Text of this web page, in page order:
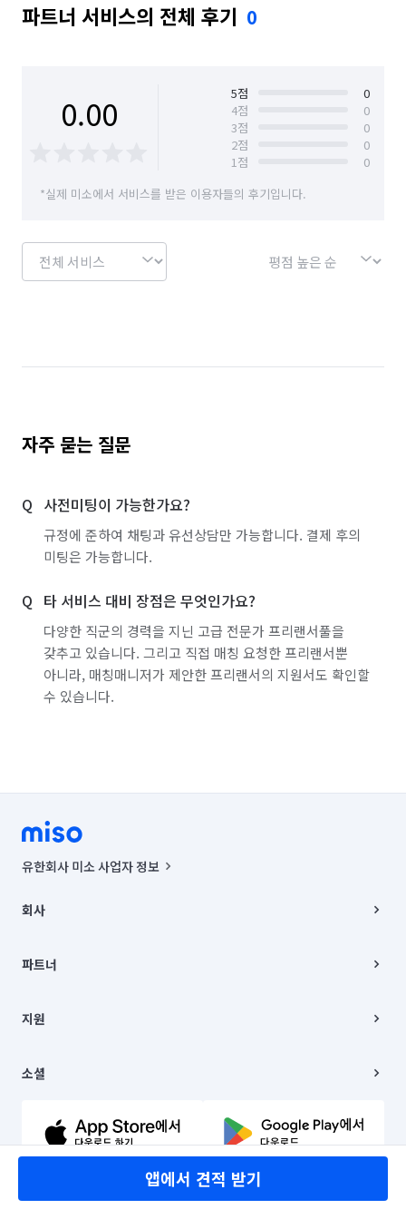
파트너 서비스의 전체 후기 0
0.00 5점
0
4점
0
3점
0
2점
0
1점
0
*실제 미소에서 서비스를 받은 이용자들의 후기입니다.
자주 묻는 질문
사전미팅이 가능한가요?
규정에 준하여 채팅과 유선상담만 가능합니다. 결제 후의
미팅은 가능합니다.
타 서비스 대비 장점은 무엇인가요?
다양한 직군의 경력을 지닌 고급 전문가 프리랜서풀을
갖추고 있습니다. 그리고 직접 매칭 요청한 프리랜서뿐
아니라, 매칭매니저가 제안한 프리랜서의 지원서도 확인할
수 있습니다.
앱에서 견적 받기
유한회사 미소 사업자 정보
00019 |
주소 | 본사: 서울특별시 종로구 율곡로 6(중학동, 트윈트리빌딩) B동 5층
컨택센터 : 서울특별시 종로구 수송동 율곡로 24, 7층, 8층 미소
상품, 상품정보, 거래에 관한 의무와 책임은 거래당사자에게 있습니다.
언론 보도 관련 문의:
© 유한회사 미소. Miso, Inc. All Rights Reserved.
회사
채용
파트너
이사
지원
이용약관
문의하기
소셜
유튜브